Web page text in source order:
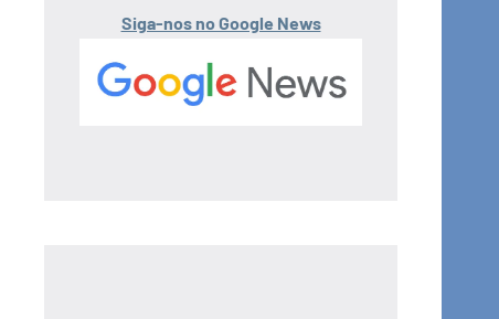
Siga-nos no Google News